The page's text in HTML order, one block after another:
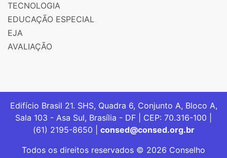
TECNOLOGIA
EDUCAÇÃO ESPECIAL
EJA
AVALIAÇÃO
Edifício Brasil 21. SHS, Quadra 6, Conjunto A, Bloco A,
Sala 103 - Asa Sul, Brasília - DF | CEP: 70.316-100 |
(61) 2195-8650 | consed@consed.org.br
Todos os direitos reservados © 2026 Conselho